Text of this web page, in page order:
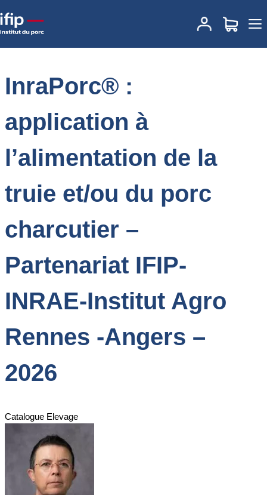
Accueil
InraPorc® :
application à l’alimentation de la truie et/ou du porc charcutier –
InraPorc® :
application à
l’alimentation de la
truie et/ou du porc
charcutier –
Partenariat IFIP-
INRAE-Institut Agro
Rennes -Angers –
2026
Catalogue Elevage